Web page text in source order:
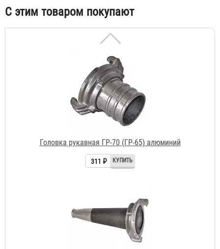
С этим товаром покупают
311 ₽